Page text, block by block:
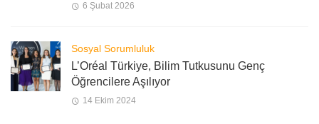
6 Şubat 2026
Sosyal Sorumluluk
L’Oréal Türkiye, Bilim Tutkusunu Genç
Öğrencilere Aşılıyor
14 Ekim 2024